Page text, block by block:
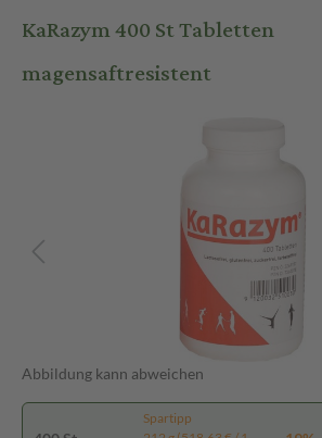
KaRazym 400 St Tabletten
magensaftresistent
Abbildung kann abweichen
Spartipp